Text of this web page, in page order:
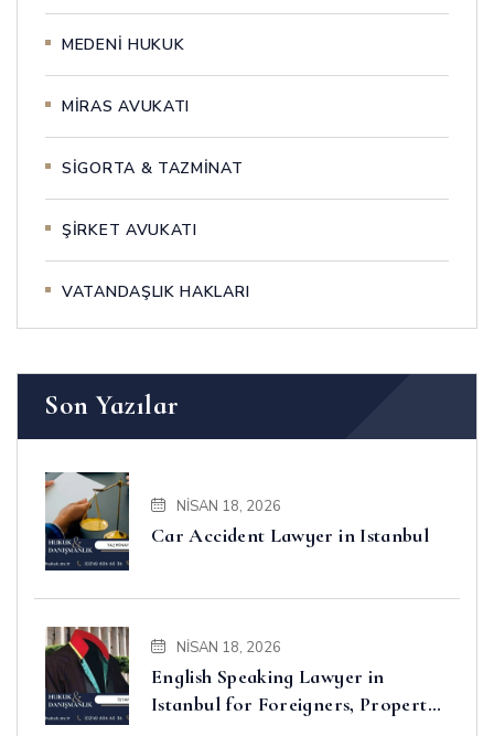
MEDENİ HUKUK
MİRAS AVUKATI
SİGORTA & TAZMİNAT
ŞİRKET AVUKATI
VATANDAŞLIK HAKLARI
Son Yazılar
NISAN 18, 2026
Car Accident Lawyer in Istanbul
NISAN 18, 2026
English Speaking Lawyer in
Istanbul for Foreigners, Property,